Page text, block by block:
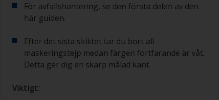
För avfallshantering, se den första delen av den
här guiden.
Efter det sista skiktet tar du bort all
maskeringstejp medan färgen fortfarande är våt.
Detta ger dig en skarp målad kant.
Viktigt: